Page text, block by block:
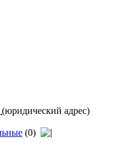
(юридический адрес)
(0)